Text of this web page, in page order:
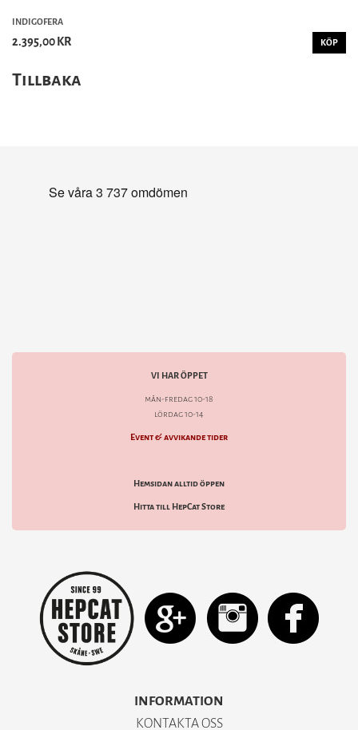
INDIGOFERA
2.395,00 KR KÖP
Tillbaka
VI HAR ÖPPET
mån-fredag 10-18
lördag 10-14
Event & avvikande tider
Hemsidan alltid öppen
Hitta till HepCat Store
INFORMATION
KONTAKTA OSS